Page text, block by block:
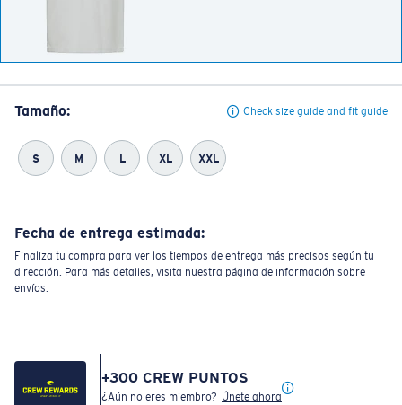
Tamaño: Check size guide and fit guide
S M L XL XXL
Fecha de entrega estimada:
Finaliza tu compra para ver los tiempos de entrega más precisos según tu
dirección. Para más detalles, visita nuestra página de información sobre
envíos.
+300 CREW PUNTOS
¿Aún no eres miembro? Únete ahora